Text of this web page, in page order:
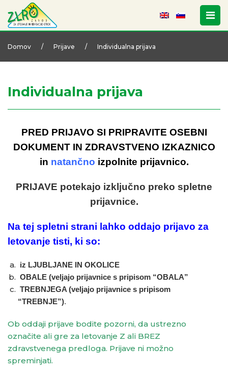
Domov / Prijave / Individualna prijava
Individualna prijava
PRED PRIJAVO SI PRIPRAVITE OSEBNI
DOKUMENT IN ZDRAVSTVENO IZKAZNICO
in natančno izpolnite prijavnico.
PRIJAVE potekajo izključno preko spletne
prijavnice.
Na tej spletni strani lahko oddajo prijavo za
letovanje tisti, ki so:
iz LJUBLJANE IN OKOLICE
OBALE (veljajo prijavnice s pripisom “OBALA”
TREBNJEGA (veljajo prijavnice s pripisom
“TREBNJE”).
Ob oddaji prijave bodite pozorni, da ustrezno
označite ali gre za letovanje Z ali BREZ
zdravstvenega predloga. Prijave ni možno
spreminjati.